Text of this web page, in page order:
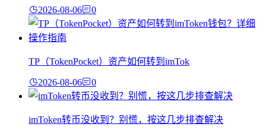
2026-08-06 0
TP（TokenPocket）资产如何转到imTok
2026-08-06 0
imToken转币没收到？别慌，按这几步排查解决